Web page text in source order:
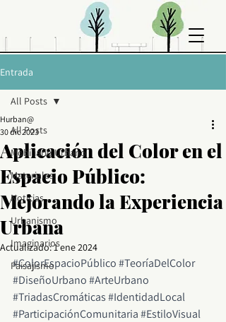
Entrada
All Posts
Mobiliario Urbano
Materiales
Noticias
Urbanismo
Imaginarios
Paisajismo
All Posts
Aplicación del Color en el
Espacio Público:
Mejorando la Experiencia
Urbana
Hurban@
30 dic 2023
Actualizado:1 ene 2024
#ColorEspacioPúblico#TeoríaDelColor
#DiseñoUrbano#ArteUrbano
#TriadasCromáticas#IdentidadLocal
#ParticipaciónComunitaria#EstiloVisual